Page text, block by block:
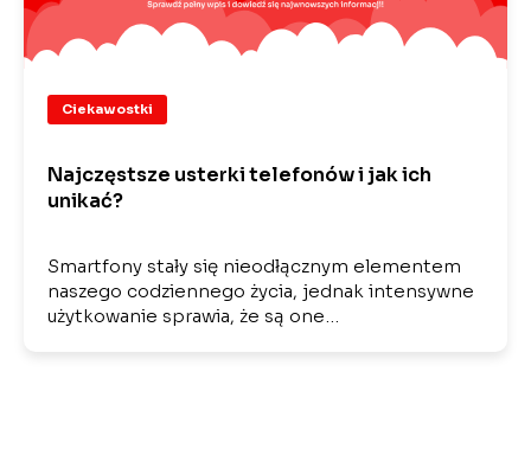
Ciekawostki
Najczęstsze usterki telefonów i jak ich
unikać?
Smartfony stały się nieodłącznym elementem
naszego codziennego życia, jednak intensywne
użytkowanie sprawia, że są one…